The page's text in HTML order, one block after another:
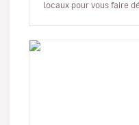
locaux pour vous faire